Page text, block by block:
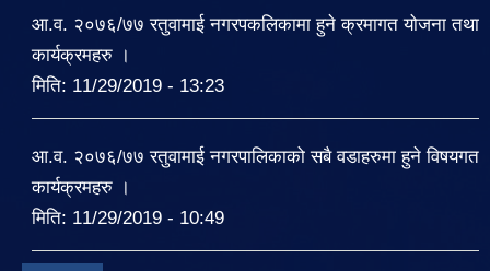
आ.व. २०७६/७७ रतुवामाई नगरपकलिकामा हुने क्रमागत योजना तथा
कार्यक्रमहरु ।
मिति: 11/29/2019 - 13:23
आ.व. २०७६/७७ रतुवामाई नगरपालिकाको सबै वडाहरुमा हुने विषयगत
कार्यक्रमहरु ।
मिति: 11/29/2019 - 10:49